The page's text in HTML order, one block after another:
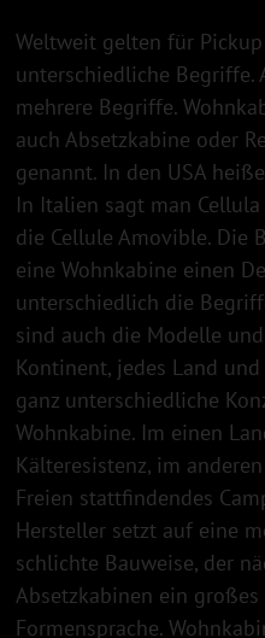
Weltweit gelten für Pickup
unterschiedliche Begriffe.
mehrere Begriffe.
auch Absetzkabine oder
genannt. In den USA
In Italien sagt man
die Cellule Amovible. Die
eine Wohnkabine einen
unterschiedlich die
sind auch die Modelle
Kontinent, jedes Land
ganz unterschiedliche
Wohnkabine. Im einen
Kälteresistenz, im
Freien stattfindendes
Hersteller setzt auf eine
schlichte Bauweise, der
Absetzkabinen ein
Formensprache.